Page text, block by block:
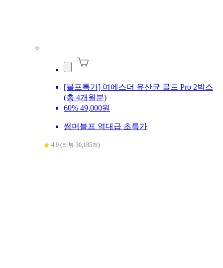
[블프특가] 여에스더 유산균 골드 Pro 2박스
(총 4개월분)
60% 49,000원
썸머블프 역대급 초특가
4.9 (리뷰 30,185개)